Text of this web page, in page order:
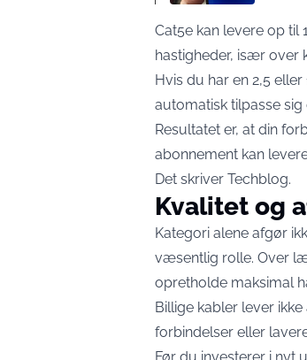
Cat5e kan levere op til
hastigheder, især over
Hvis du har en 2,5
automatisk tilpasse
Resultatet er, at din
abonnement kan
Det skriver Techblog.
Kvalitet og
Kategori alene afgør
væsentlig rolle. Over
opretholde maksimal
Billige kabler lever
forbindelser eller
Før du investerer i nyt